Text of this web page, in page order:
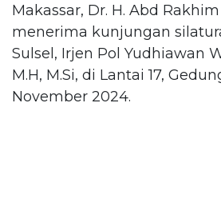
Makassar, Dr. H. Abd
menerima kunjungan
Sulsel, Irjen Pol Yudhiawan
M.H, M.Si, di Lantai 17,
November 2024.